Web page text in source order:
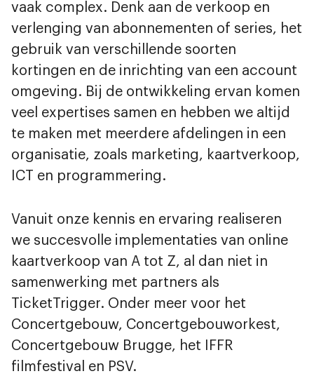
vaak complex. Denk aan de verkoop en
verlenging van abonnementen of series, het
gebruik van verschillende soorten
kortingen en de inrichting van een account
omgeving. Bij de ontwikkeling ervan komen
veel expertises samen en hebben we altijd
te maken met meerdere afdelingen in een
organisatie, zoals marketing, kaartverkoop,
ICT en programmering.
Vanuit onze kennis en ervaring realiseren
we succesvolle implementaties van online
kaartverkoop van A tot Z, al dan niet in
samenwerking met partners als
TicketTrigger. Onder meer voor het
Concertgebouw, Concertgebouworkest,
Concertgebouw Brugge, het IFFR
filmfestival en PSV.